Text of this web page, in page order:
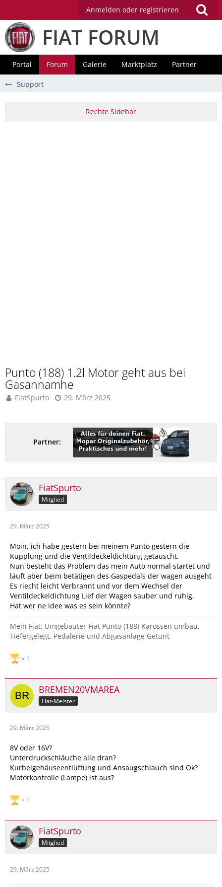
Anmelden oder registrieren
FIAT FORUM
Portal Forum Galerie Marktplatz Partner
Support
Punto (188) 1.2l Motor geht aus bei
Gasannamhe
FiatSpurto 29. März 2025
Partner:
FiatSpurto
Mitglied
29. März 2025
Moin, ich habe gestern bei meinem Punto gestern die
Kupplung und die Ventildeckeldichtung getauscht.
Nun besteht das Problem das mein Auto normal startet und
läuft aber beim betätigen des Gaspedals der wagen ausgeht
Es riecht leicht Verbrannt und vor dem Wechsel der
Ventildeckeldichtung Lief der Wagen sauber und ruhig.
Hat wer ne idee was es sein könnte?
Mein Fiat: Umgebauter Fiat Punto (188) Karossen umbau,
Tiefergelegt, Pedalerie und Abgasanlage Getunt
1
BREMEN20VMAREA
Fiat-Meister
29. März 2025
8V oder 16V?
Unterdruckschläuche alle dran?
Kurbelgehäuseentlüftung und Ansaugschlauch sind Ok?
Motorkontrolle (Lampe) ist aus?
1
FiatSpurto
Mitglied
29. März 2025